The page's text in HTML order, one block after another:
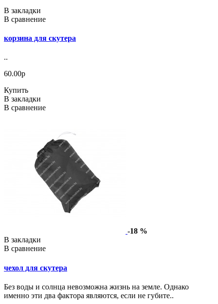
В закладки
В сравнение
корзина для скутера
..
60.00р
Купить
В закладки
В сравнение
-18 %
В закладки
В сравнение
чехол для скутера
Без воды и солнца невозможна жизнь на земле. Однако
именно эти два фактора являются, если не губите..